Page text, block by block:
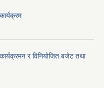
र विनियोजित बजेट तथा